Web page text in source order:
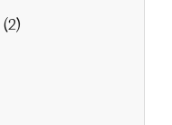
(2)